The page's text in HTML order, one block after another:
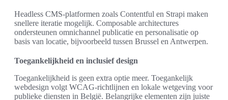
Headless CMS-platformen zoals Contentful en Strapi maken
snellere iteratie mogelijk. Composable architectures
ondersteunen omnichannel publicatie en personalisatie op
basis van locatie, bijvoorbeeld tussen Brussel en Antwerpen.
Toegankelijkheid en inclusief design
Toegankelijkheid is geen extra optie meer. Toegankelijk
webdesign volgt WCAG-richtlijnen en lokale wetgeving voor
publieke diensten in België. Belangrijke elementen zijn juiste